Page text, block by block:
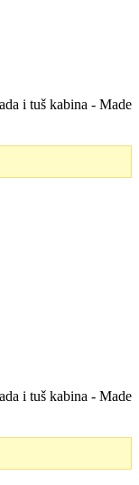
i tuš kabina - Made
i tuš kabina - Made